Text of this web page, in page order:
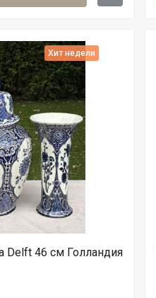
Хит недели
Delft 46 см Голландия